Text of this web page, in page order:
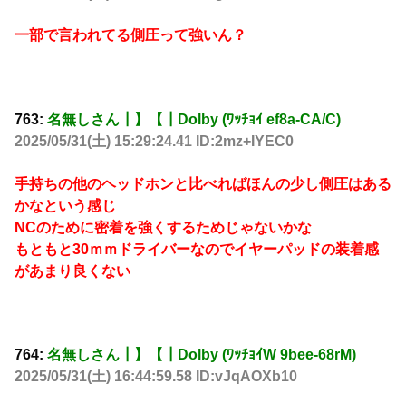
一部で言われてる側圧って強いん？
763: 名無しさん┃】【┃Dolby (ﾜｯﾁｮｲ ef8a-CA/C)
2025/05/31(土) 15:29:24.41 ID:2mz+IYEC0
手持ちの他のヘッドホンと比べればほんの少し側圧はある
かなという感じ
NCのために密着を強くするためじゃないかな
もともと30ｍｍドライバーなのでイヤーパッドの装着感
があまり良くない
764: 名無しさん┃】【┃Dolby (ﾜｯﾁｮｲW 9bee-68rM)
2025/05/31(土) 16:44:59.58 ID:vJqAOXb10